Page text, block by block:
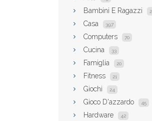
Bambini E Ragazzi
Casa 397
Computers 70
Cucina 33
Famiglia 20
Fitness 21
Giochi 24
Gioco D'azzardo 45
Hardware 42